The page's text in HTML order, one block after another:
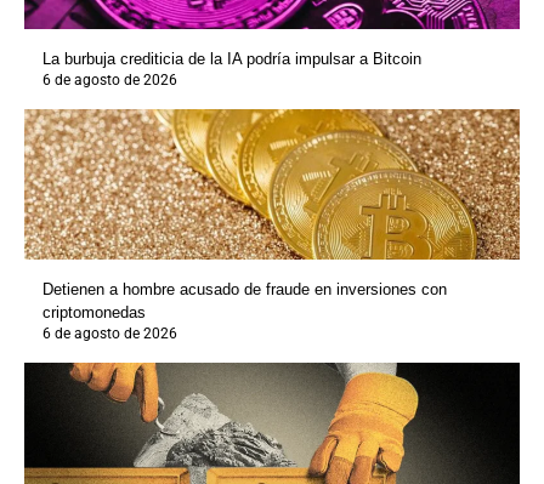
La burbuja crediticia de la IA podría impulsar a Bitcoin
6 de agosto de 2026
Detienen a hombre acusado de fraude en inversiones con
criptomonedas
6 de agosto de 2026